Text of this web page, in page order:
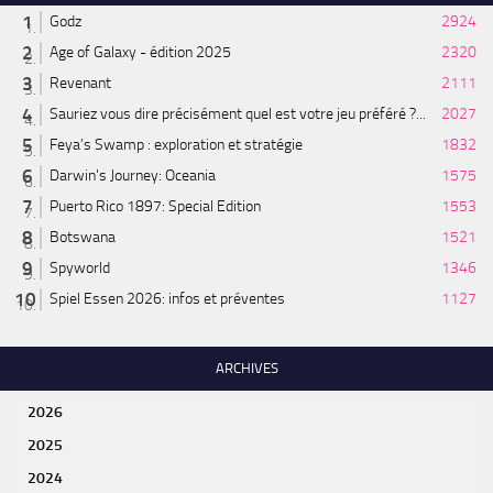
Godz
2924
Age of Galaxy - édition 2025
2320
Revenant
2111
Sauriez vous dire précisément quel est votre jeu préféré ?...
2027
Feya’s Swamp : exploration et stratégie
1832
Darwin's Journey: Oceania
1575
Puerto Rico 1897: Special Edition
1553
Botswana
1521
Spyworld
1346
Spiel Essen 2026: infos et préventes
1127
ARCHIVES
2026
2025
2024